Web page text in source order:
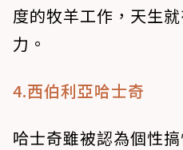
度的牧羊工作，天生
力。
4.西伯利亞哈士奇
哈士奇雖被認為個性